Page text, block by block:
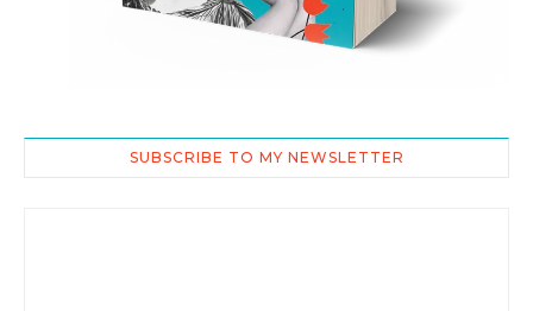
SUBSCRIBE TO MY NEWSLETTER